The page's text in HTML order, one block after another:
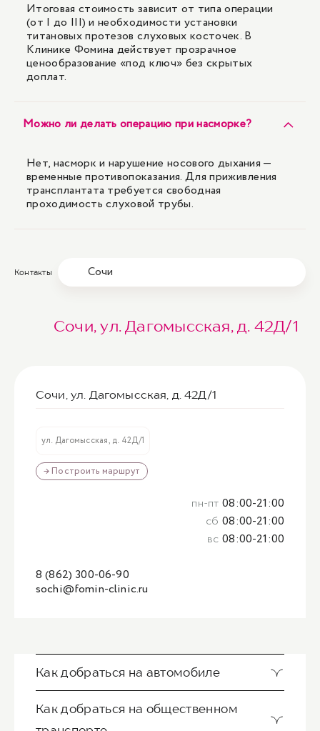
Итоговая стоимость зависит от типа операции
(от I до III) и необходимости установки
титановых протезов слуховых косточек. В
Клинике Фомина действует прозрачное
ценообразование «под ключ» без скрытых
доплат.
Можно ли делать операцию при насморке?
Нет, насморк и нарушение носового дыхания —
временные противопоказания. Для приживления
трансплантата требуется свободная
проходимость слуховой трубы.
Контакты Сочи
Сочи, ул. Дагомысская, д. 42Д/1
Сочи, ул. Дагомысская, д. 42Д/1
ул. Дагомысская, д. 42Д/1
→ Построить маршрут
sochi@fomin-clinic.ru
8 (862) 300-06-90
пн-пт 08:00-21:00
сб 08:00-21:00
вс 08:00-21:00
Как добраться на автомобиле
Как добраться на общественном